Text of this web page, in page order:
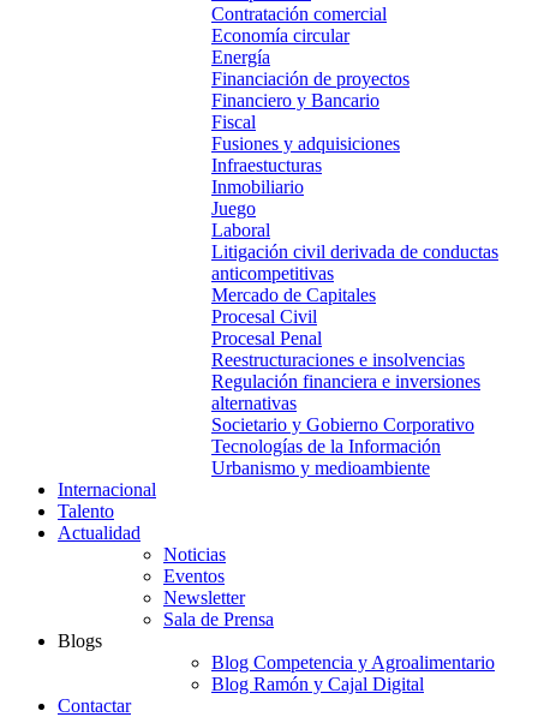
Contratación comercial
Economía circular
Energía
Financiación de proyectos
Financiero y Bancario
Fiscal
Fusiones y adquisiciones
Infraestucturas
Inmobiliario
Juego
Laboral
Litigación civil derivada de conductas
anticompetitivas
Mercado de Capitales
Procesal Civil
Procesal Penal
Reestructuraciones e insolvencias
Regulación financiera e inversiones
alternativas
Societario y Gobierno Corporativo
Tecnologías de la Información
Urbanismo y medioambiente
Internacional
Talento
Actualidad
Noticias
Eventos
Newsletter
Sala de Prensa
Blogs
Blog Competencia y Agroalimentario
Blog Ramón y Cajal Digital
Contactar